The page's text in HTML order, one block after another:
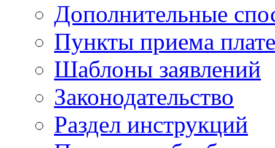
Дополнительные
Пункты приема
Шаблоны заявлений
Законодательство
Раздел инструкций